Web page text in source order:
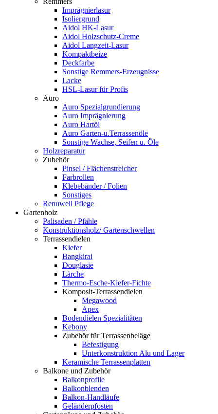
Imprägnierlasur
Isoliergrund
Aidol HK-Lasur
Aidol Holzschutz-Creme
Aidol Langzeit-Lasur
Kompaktbeize
Deckfarbe
Sonstige Remmers-Erzeugnisse
Lacke
HSL-Lasur für Profis
Auro
Auro Spezialgrundierung
Auro Imprägnierung
Auro Hartöl
Auro Garten-u.Terrassenöle
Sonstige Wachse, Seifen u. Öle
Holzreparatur
Zubehör
Pinsel / Flächenstreicher
Farbrollen
Klebebänder / Folien
Sonstiges
Renuwell Pflege
Gartenholz
Palisaden / Pfähle
Konstruktionsholz/ Gartenschwellen
Terrassendielen
Kiefer
Bangkirai
Douglasie
Lärche
Thermo-Esche-Kiefer-Fichte
Komposit-Terrassendielen
Megawood
Apex
Bodendielen Spezialitäten
Kebony
Zubehör für Terrassenbeläge
Befestigung
Unterkonstruktion Alu und Lager
Keramische Terrassenplatten
Balkone und Zubehör
Balkonprofile
Balkonblenden
Balkon-Handläufe
Geländerpfosten